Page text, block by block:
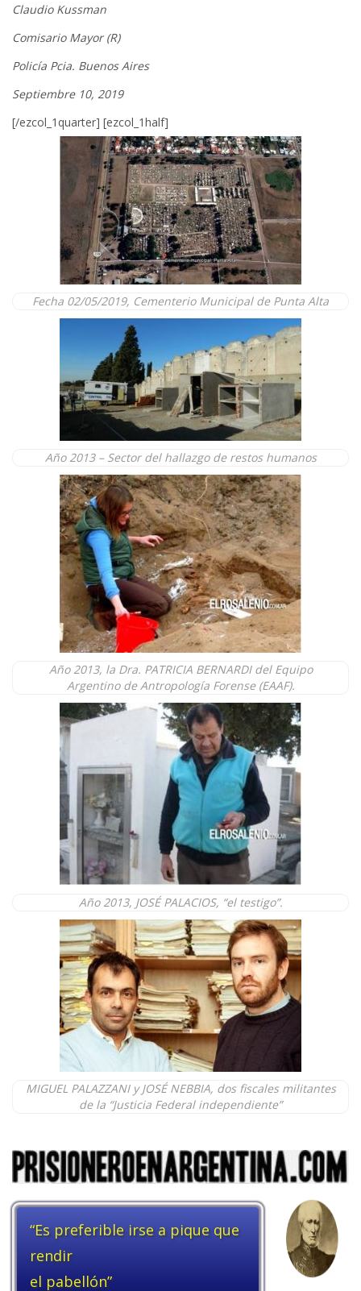
Claudio Kussman
Comisario Mayor (R)
Policía Pcia. Buenos Aires
Septiembre 10, 2019
[/ezcol_1quarter] [ezcol_1half]
Fecha 02/05/2019, Cementerio Municipal de Punta Alta
Año 2013 – Sector del hallazgo de restos humanos
Año 2013, la Dra. PATRICIA BERNARDI del Equipo
Argentino de Antropología Forense (EAAF).
Año 2013, JOSÉ PALACIOS, “el testigo”.
MIGUEL PALAZZANI y JOSÉ NEBBIA, dos fiscales militantes
de la “Justicia Federal independiente”
“Es preferible irse a pique que
rendir
el pabellón”